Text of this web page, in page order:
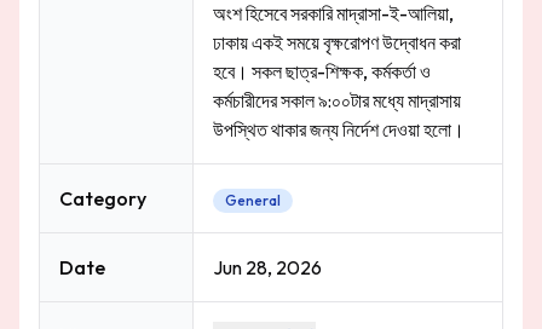
অংশ হিসেবে সরকারি মাদ্রাসা-ই-আলিয়া,
ঢাকায় একই সময়ে বৃক্ষরোপণ উদ্বোধন করা
হবে। সকল ছাত্র-শিক্ষক, কর্মকর্তা ও
কর্মচারীদের সকাল ৯:০০টার মধ্যে মাদ্রাসায়
উপস্থিত থাকার জন্য নির্দেশ দেওয়া হলো।
Category General
Date Jun 28, 2026